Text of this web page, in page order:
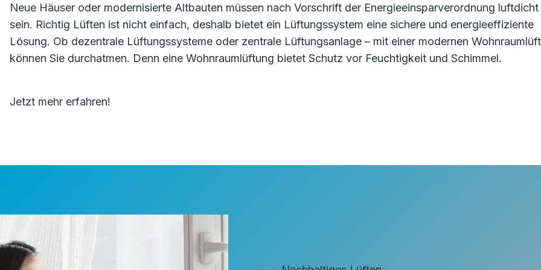
Neue Häuser oder modernisierte Altbauten müssen nach Vorschrift der Energieeinsparverordnung luftdicht
sein. Richtig Lüften ist nicht einfach, deshalb bietet ein Lüftungssystem eine sichere und energieeffiziente
Lösung. Ob dezentrale Lüftungssysteme oder zentrale Lüftungsanlage – mit einer modernen
können Sie durchatmen. Denn eine Wohnraumlüftung bietet Schutz vor Feuchtigkeit und Schimmel.
Jetzt mehr erfahren!